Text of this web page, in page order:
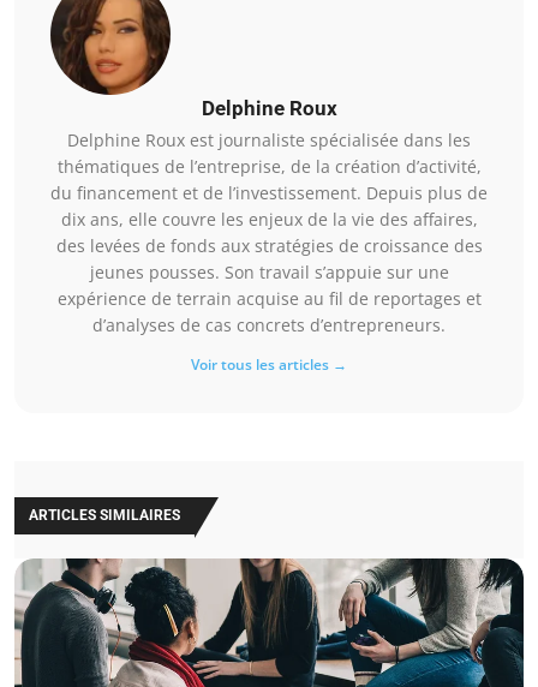
Delphine Roux
Delphine Roux est journaliste spécialisée dans les
thématiques de l’entreprise, de la création d’activité,
du financement et de l’investissement. Depuis plus de
dix ans, elle couvre les enjeux de la vie des affaires,
des levées de fonds aux stratégies de croissance des
jeunes pousses. Son travail s’appuie sur une
expérience de terrain acquise au fil de reportages et
d’analyses de cas concrets d’entrepreneurs.
Voir tous les articles →
ARTICLES SIMILAIRES